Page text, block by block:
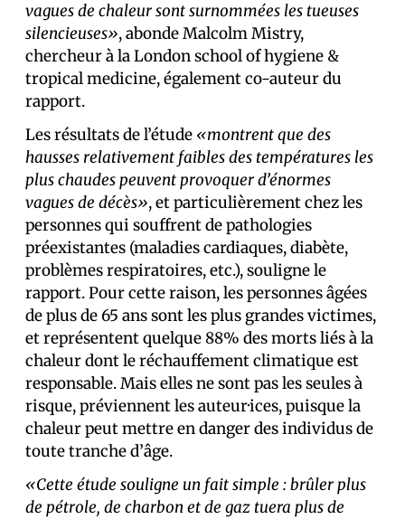
vagues de chaleur sont surnommées les tueuses
silencieuses», abonde Malcolm Mistry,
chercheur à la London school of hygiene &
tropical medicine, également co-auteur du
rapport.
Les résultats de l’étude «montrent que des
hausses relativement faibles des températures les
plus chaudes peuvent provoquer d’énormes
vagues de décès», et particulièrement chez les
personnes qui souffrent de pathologies
préexistantes (maladies cardiaques, diabète,
problèmes respiratoires, etc.), souligne le
rapport. Pour cette raison, les personnes âgées
de plus de 65 ans sont les plus grandes victimes,
et représentent quelque 88% des morts liés à la
chaleur dont le réchauffement climatique est
responsable. Mais elles ne sont pas les seules à
risque, préviennent les auteur·ices, puisque la
chaleur peut mettre en danger des individus de
toute tranche d’âge.
«Cette étude souligne un fait simple : brûler plus
de pétrole, de charbon et de gaz tuera plus de